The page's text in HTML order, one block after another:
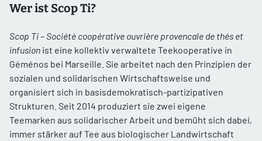
Wer ist Scop Ti?
Scop Ti – Société coopérative ouvrière provencale de thés et
infusion ist eine kollektiv verwaltete Teekooperative in
Géménos bei Marseille. Sie arbeitet nach den Prinzipien der
sozialen und solidarischen Wirtschaftsweise und
organisiert sich in basisdemokratisch-partizipativen
Strukturen. Seit 2014 produziert sie zwei eigene
Teemarken aus solidarischer Arbeit und bemüht sich dabei,
immer stärker auf Tee aus biologischer Landwirtschaft